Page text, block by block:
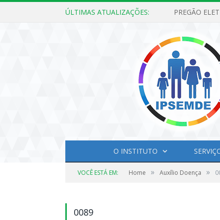
ÚLTIMAS ATUALIZAÇÕES:
O INSTITUTO
VOCÊ ESTÁ EM: Home » Auxílio Doença »
0089